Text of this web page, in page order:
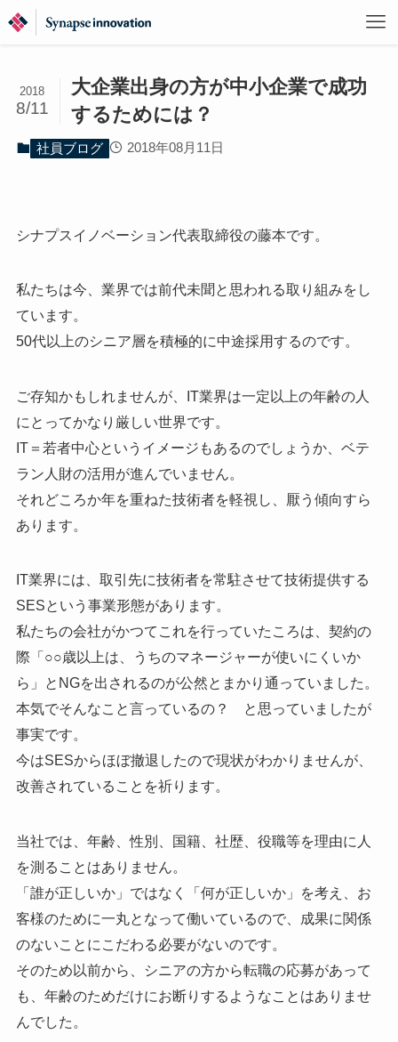
大企業出身の方が中小企業で成功
するためには？
2018
8/11
社員ブログ 2018年08月11日
シナプスイノベーション代表取締役の藤本です。
私たちは今、業界では前代未聞と思われる取り組みをし
ています。
50代以上のシニア層を積極的に中途採用するのです。
ご存知かもしれませんが、IT業界は一定以上の年齢の人
にとってかなり厳しい世界です。
IT＝若者中心というイメージもあるのでしょうか、ベテ
ラン人財の活用が進んでいません。
それどころか年を重ねた技術者を軽視し、厭う傾向すら
あります。
IT業界には、取引先に技術者を常駐させて技術提供する
SESという事業形態があります。
私たちの会社がかつてこれを行っていたころは、契約の
際「○○歳以上は、うちのマネージャーが使いにくいか
ら」とNGを出されるのが公然とまかり通っていました。
本気でそんなこと言っているの？ と思っていましたが
事実です。
今はSESからほぼ撤退したので現状がわかりませんが、
改善されていることを祈ります。
当社では、年齢、性別、国籍、社歴、役職等を理由に人
を測ることはありません。
「誰が正しいか」ではなく「何が正しいか」を考え、お
客様のために一丸となって働いているので、成果に関係
のないことにこだわる必要がないのです。
そのため以前から、シニアの方から転職の応募があって
も、年齢のためだけにお断りするようなことはありませ
んでした。